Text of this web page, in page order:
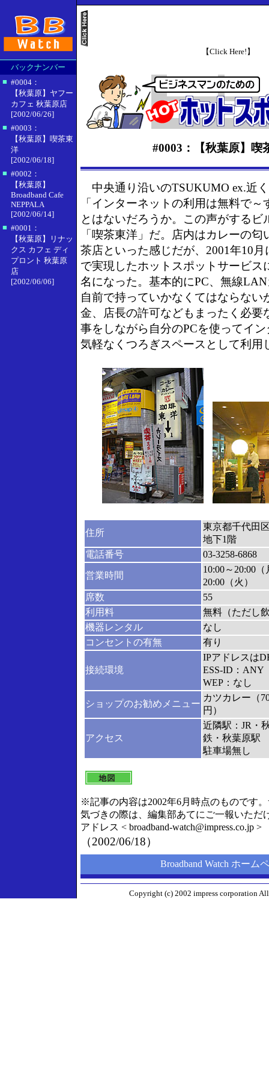
バックナンバー
■ #0004：
【秋葉原】ヤフー
カフェ 秋葉原店
[2002/06/26]
■ #0003：
【秋葉原】喫茶東
洋
[2002/06/18]
■ #0002：
【秋葉原】
Broadband Cafe
NEPPALA
[2002/06/14]
■ #0001：
【秋葉原】リナッ
クス カフェ ディ
プロント 秋葉原
店
[2002/06/06]
【Click Here!】
#0003：【秋葉原】喫
中央通り沿いのTSUKUMO ex.近
「インターネットの利用は無料で
とはないだろうか。この声がするビ
「喫茶東洋」だ。店内はカレーの
茶店といった感じだが、2001年10
で実現したホットスポットサービス
名になった。基本的にPC、無線
自前で持っていかなくてはならない
金、店長の許可などもまったく必要
事をしながら自分のPCを使ってイ
気軽なくつろぎスペースとして利用
住所
東京都千代田
地下1階
電話番号
03-3258-6868
営業時間
10:00～20:00
20:00（火）
席数
55
利用料
無料（ただし
機器レンタル
なし
コンセントの有無
有り
接続環境
IPアドレスは
ESS-ID：ANY
WEP：なし
ショップのお勧めメニュー
カツカレー（
円）
アクセス
近隣駅：JR・
鉄・秋葉原駅
駐車場無し
※記事の内容は2002年6月時点のものです
気づきの際は、編集部あてにご一報いただ
アドレス < broadband-watch@impress.co.jp >
（2002/06/18）
Broadband Watch ホーム
Copyright (c) 2002 impress corporation